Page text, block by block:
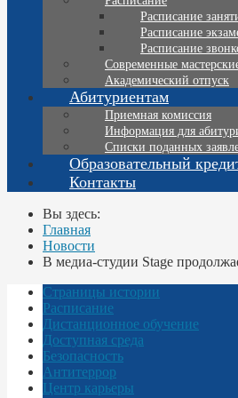
Расписание
Расписание
Расписание
Современные
Академический отпуск
Абитуриентам
Приемная комиссия
Информация для
Списки поданных
Образовательный
Контакты
Вы здесь:
Главная
Новости
В медиа-студии Stage
Страницы истории
Расписание
Дистанционное обучение
Доступная среда
Безопасность
Антитеррор
Центр карьеры